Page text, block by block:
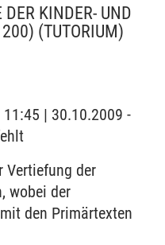
KINDER- UND
200) (TUTORIUM)
| 30.10.2009 -
Vertiefung der
wobei der
den Primärtexten